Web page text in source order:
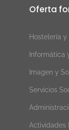
Oferta
Hostelería y
Informática
Imagen y
Servicios
Actividades